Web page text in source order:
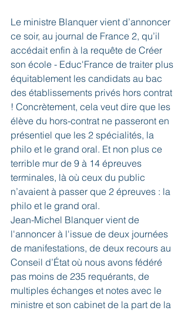
Le ministre Blanquer vient d’annoncer
ce soir, au journal de France 2, qu’il
accédait enfin à la requête de Créer
son école - Educ'France de traiter plus
équitablement les candidats au bac
des établissements privés hors contrat
! Concrètement, cela veut dire que les
élève du hors-contrat ne passeront en
présentiel que les 2 spécialités, la
philo et le grand oral. Et non plus ce
terrible mur de 9 à 14 épreuves
terminales, là où ceux du public
n’avaient à passer que 2 épreuves : la
philo et le grand oral.
Jean-Michel Blanquer vient de
l'annoncer à l'issue de deux journées
de manifestations, de deux recours au
Conseil d’État où nous avons fédéré
pas moins de 235 requérants, de
multiples échanges et notes avec le
ministre et son cabinet de la part de la